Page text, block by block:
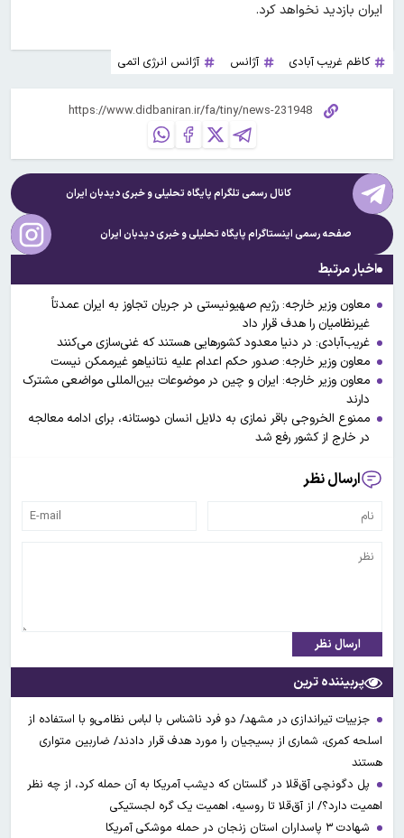
ایران بازدید نخواهد کرد.
کاظم غریب آبادی آژانس آژانس انرژی اتمی
کانال رسمی تلگرام پایگاه تحلیلی و خبریدیدبان ایران
صفحه رسمی اینستاگرام پایگاه تحلیلی و خبریدیدبان ایران
اخبار مرتبط
معاون وزیر خارجه: رژیم صهیونیستی در جریان تجاوز به ایران عمدتاً
غیرنظامیان را هدف قرار داد
غریب‌آبادی: در دنیا معدود کشورهایی هستند که غنی‌سازی می‌کنند
معاون وزیر خارجه: صدور حکم اعدام علیه نتانیاهو غیرممکن نیست
معاون وزیر خارجه: ایران و چین در موضوعات بین‌المللی مواضعی مشترک
دارند
ممنوع الخروجی باقر نمازی به دلایل انسان دوستانه، برای ادامه معالجه
در خارج از کشور رفع شد
ارسال نظر
ارسال نظر
پربیننده ترین
جزییات تیراندازی در مشهد/ دو فرد ناشناس با لباس نظامی‌و با استفاده از
اسلحه کمری، شماری از بسیجیان را مورد هدف قرار دادند/ ضاربین متواری
هستند
پل دگونچی آق‌قلا در گلستان که دیشب آمریکا به آن حمله کرد، از چه نظر
اهمیت دارد؟/ از آق‌قلا تا روسیه، اهمیت یک گره لجستیکی
شهادت ۳ ‌پاسداران استان زنجان در حمله موشکی آمریکا